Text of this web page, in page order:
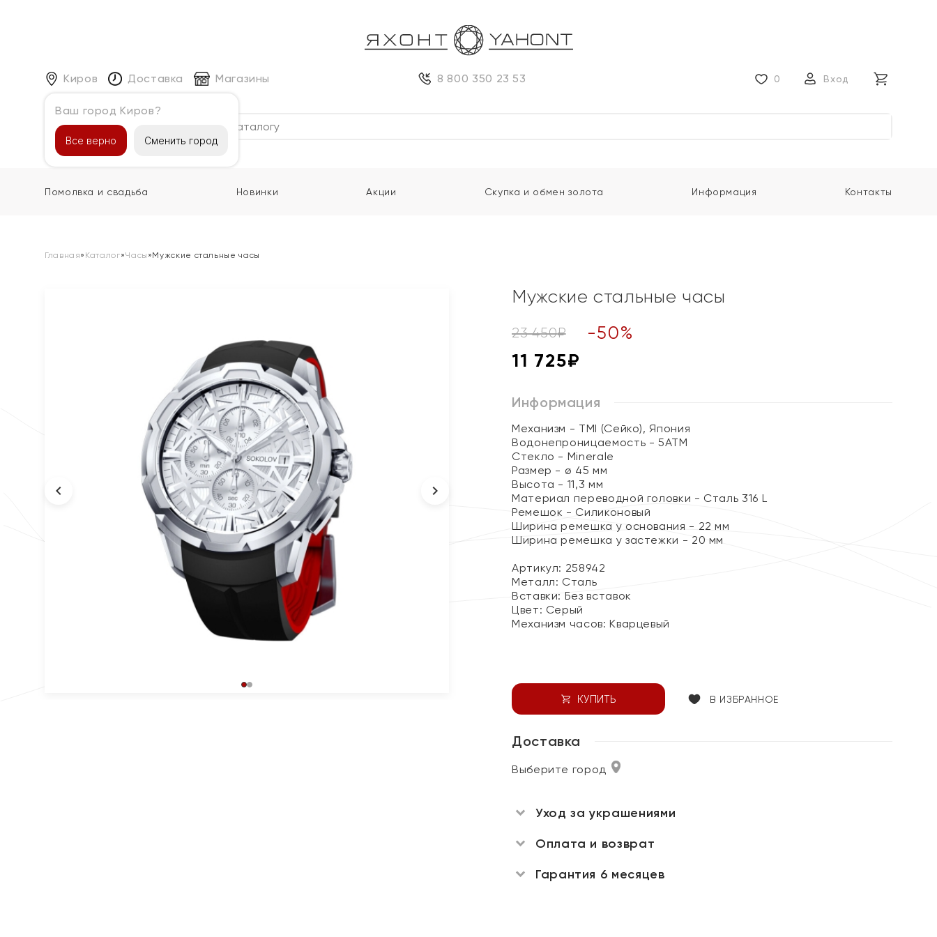
Киров
Ваш город Киров?
Все верно Сменить город
Доставка Магазины 8 800 350 23 53 0 Вход
Каталог
Помолвка и свадьба Новинки Акции Скупка и обмен золота Информация Контакты
Главная» Каталог»Часы »Мужские стальные часы
Мужские стальные часы
23 450₽ -50%
11 725₽
Информация
Механизм - TMI (Сейко), Япония
Водонепроницаемость - 5АТМ
Стекло - Minerale
Размер - ø 45 мм
Высота - 11,3 мм
Материал переводной головки - Сталь 316 L
Ремешок - Силиконовый
Ширина ремешка у основания - 22 мм
Ширина ремешка у застежки - 20 мм
Артикул: 258942
Металл: Сталь
Вставки: Без вставок
Цвет: Серый
Механизм часов:Кварцевый
КУПИТЬ В ИЗБРАННОЕ
Доставка
Выберите город
Уход за украшениями
Оплата и возврат
Гарантия 6 месяцев